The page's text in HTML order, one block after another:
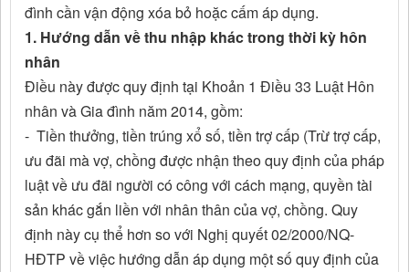
đình cần vận động xóa bỏ hoặc cấm áp dụng.
1. Hướng dẫn về thu nhập khác trong thời kỳ hôn
nhân
Điều này được quy định tại Khoản 1 Điều 33 Luật Hôn
nhân và Gia đình năm 2014, gồm:
- Tiền thưởng, tiền trúng xổ số, tiền trợ cấp (Trừ trợ cấp,
ưu đãi mà vợ, chồng được nhận theo quy định của pháp
luật về ưu đãi người có công với cách mạng, quyền tài
sản khác gắn liền với nhân thân của vợ, chồng. Quy
định này cụ thể hơn so với Nghị quyết 02/2000/NQ-
HĐTP về việc hướng dẫn áp dụng một số quy định của